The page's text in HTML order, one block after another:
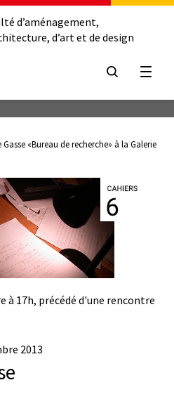
d’aménagement,
d’art et de design
«Bureau de recherche» à la Galerie
à 17h, précédé d'une rencontre
2013